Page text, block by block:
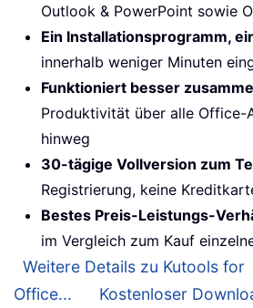
Outlook & PowerPoint sowie
Ein Installationsprogramm,
innerhalb weniger Minuten
Funktioniert besser
Produktivität über alle Office-
hinweg
30-tägige Vollversion zum
Registrierung, keine
Bestes Preis-Leistungs-
im Vergleich zum Kauf
Weitere Details zu Kutools for
Office...
Kostenloser